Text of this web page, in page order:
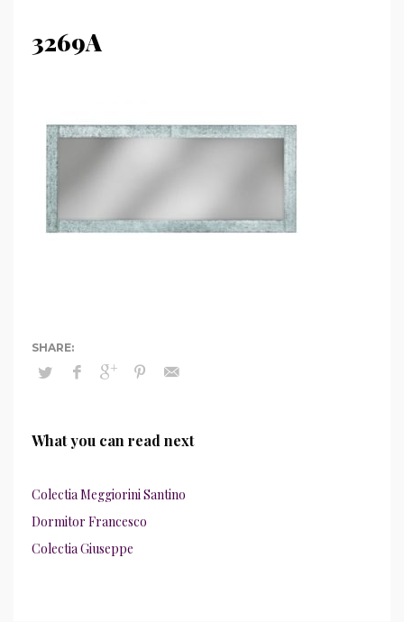
3269A
What you can read next
Colectia Meggiorini Santino
Dormitor Francesco
Colectia Giuseppe